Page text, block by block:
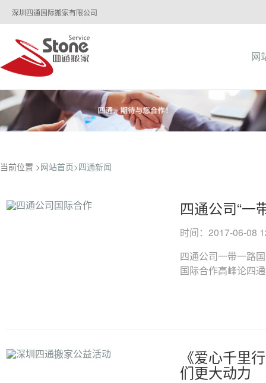
深圳四通国际搬家有限公司
网
当前位置 >网站首页>四通新闻
四通公司“一
时间：2017-06-08
四通公司一带一路
国际合作高峰论四
《爱心千里
们更大动力